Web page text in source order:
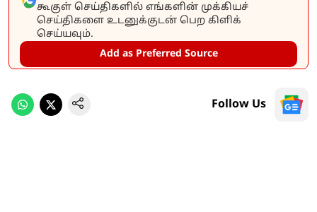
கூகுள் செய்திகளில் எங்களின் முக்கியச்
செய்திகளை உடனுக்குடன் பெற கிளிக்
செய்யவும்.
Add as Preferred Source
Follow Us